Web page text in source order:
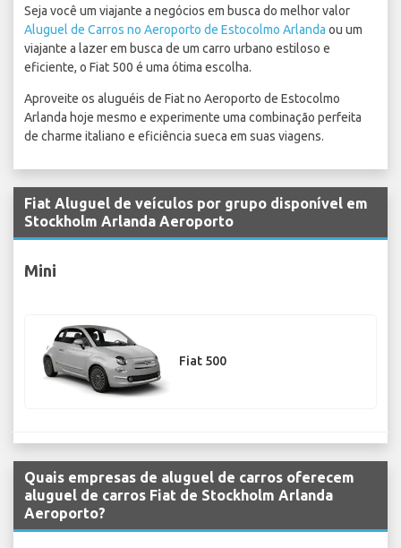
Seja você um viajante a negócios em busca do melhor valor
Aluguel de Carros no Aeroporto de Estocolmo Arlanda ou um
viajante a lazer em busca de um carro urbano estiloso e
eficiente, o Fiat 500 é uma ótima escolha.
Aproveite os aluguéis de Fiat no Aeroporto de Estocolmo
Arlanda hoje mesmo e experimente uma combinação perfeita
de charme italiano e eficiência sueca em suas viagens.
Fiat Aluguel de veículos por grupo disponível em
Stockholm Arlanda Aeroporto
Mini
Fiat 500
Quais empresas de aluguel de carros oferecem
aluguel de carros Fiat de Stockholm Arlanda
Aeroporto?